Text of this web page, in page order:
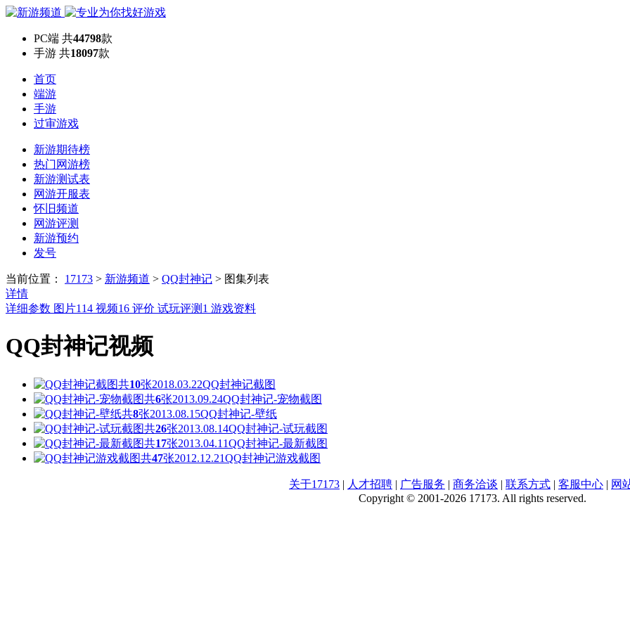
PC端 共44798款
手游 共18097款
首页
端游
手游
过审游戏
新游期待榜
热门网游榜
新游测试表
网游开服表
怀旧频道
网游评测
新游预约
发号
当前位置： 17173 > 新游频道 > QQ封神记 > 图集列表
详情
详细参数 图片114 视频16 评价 试玩评测 1 游戏资料
QQ封神记视频
共10张2018.03.22QQ封神记截图
共6张2013.09.24QQ封神记-宠物截图
共8张2013.08.15QQ封神记-壁纸
共26张2013.08.14QQ封神记-试玩截图
共17张2013.04.11QQ封神记-最新截图
共47张2012.12.21QQ封神记游戏截图
关于17173 | 人才招聘 | 广告服务 | 商务洽谈 | 联系方式 | 客服中心 | 网
Copyright © 2001-2026 17173. All rights reserved.